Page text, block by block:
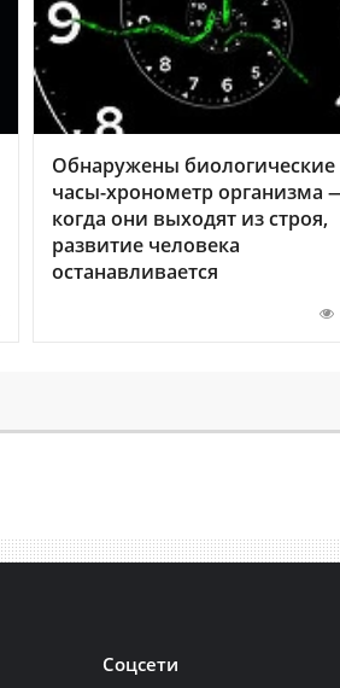
Обнаружены биологические
часы-хронометр организма
когда они выходят из строя,
развитие человека
останавливается
Соцсети